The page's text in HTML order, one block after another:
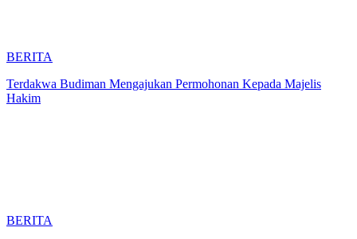
BERITA
Terdakwa Budiman Mengajukan Permohonan Kepada Majelis
Hakim
BERITA